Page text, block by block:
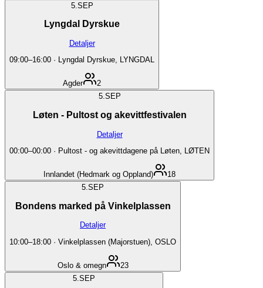
5. SEP
Lyngdal Dyrskue
Detaljer
09:00–16:00 · Lyngdal Dyrskue, LYNGDAL
Agder
2
5.SEP
Løten - Pultost og akevittfestivalen
Detaljer
00:00–00:00 · Pultost - og akevittdagene på Løten, LØTEN
Innlandet (Hedmark og Oppland)
18
5.SEP
Bondens marked på Vinkelplassen
Detaljer
10:00–18:00 · Vinkelplassen (Majorstuen), OSLO
Oslo & omegn
23
5.SEP